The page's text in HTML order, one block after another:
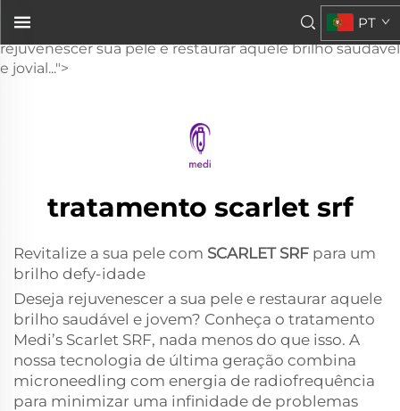
para uma luminosidade que desafia a idadeVocê deseja
rejuvenescer sua pele e restaurar aquele brilho saudável
e jovial...">
PT
tratamento scarlet srf
Revitalize a sua pele com SCARLET SRF para um
brilho defy-idade
Deseja rejuvenescer a sua pele e restaurar aquele
brilho saudável e jovem? Conheça o tratamento
Medi’s Scarlet SRF, nada menos do que isso. A
nossa tecnologia de última geração combina
microneedling com energia de radiofrequência
para minimizar uma infinidade de problemas